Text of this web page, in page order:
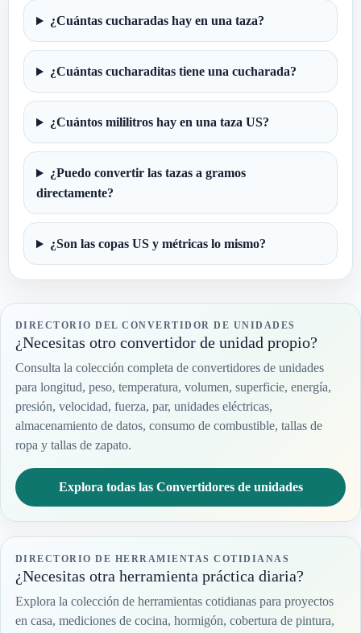
¿Cuántas cucharadas hay en una taza?
¿Cuántas cucharaditas tiene una cucharada?
¿Cuántos mililitros hay en una taza US?
¿Puedo convertir las tazas a gramos
directamente?
¿Son las copas US y métricas lo mismo?
DIRECTORIO DEL CONVERTIDOR DE UNIDADES
¿Necesitas otro convertidor de unidad propio?
Consulta la colección completa de convertidores de unidades
para longitud, peso, temperatura, volumen, superficie, energía,
presión, velocidad, fuerza, par, unidades eléctricas,
almacenamiento de datos, consumo de combustible, tallas de
ropa y tallas de zapato.
Explora todas las Convertidores de unidades
DIRECTORIO DE HERRAMIENTAS COTIDIANAS
¿Necesitas otra herramienta práctica diaria?
Explora la colección de herramientas cotidianas para proyectos
en casa, mediciones de cocina, hormigón, cobertura de pintura,